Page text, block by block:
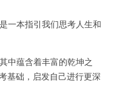
本指引我们思考人生和
蕴含着丰富的乾坤之
基础，启发自己进行更深